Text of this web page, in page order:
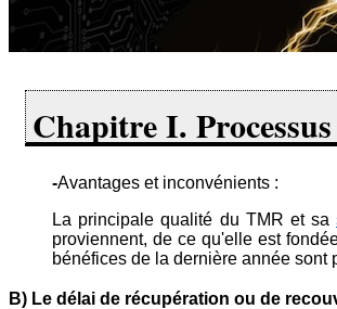
Chapitre I.
-Avantages et inconvénients :
La principale qualité du TMR et sa
proviennent, de ce qu'elle est
bénéfices de la dernière année
B) Le délai de récupération ou de